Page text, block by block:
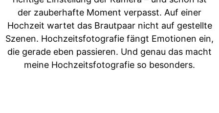
der zauberhafte Moment verpasst. Auf einer
Hochzeit wartet das Brautpaar nicht auf gestellte
Szenen. Hochzeitsfotografie fängt Emotionen ein,
die gerade eben passieren. Und genau das macht
meine Hochzeitsfotografie so besonders.